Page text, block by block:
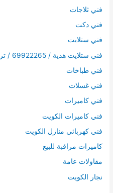
فني ثلاجات
فني دكت
فني ستلايت
فني ستلايت هدية / 69922265 / تركيب ستلايت أبو حليفة
فني طباخات
فني غسلات
فني كاميرات
فني كاميرات الكويت
فني كهربائي منازل الكويت
كاميرات مراقبة للبيع
مقاولات عامة
نجار الكويت